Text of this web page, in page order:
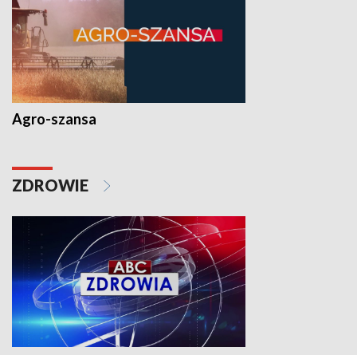
Agro-szansa
ZDROWIE